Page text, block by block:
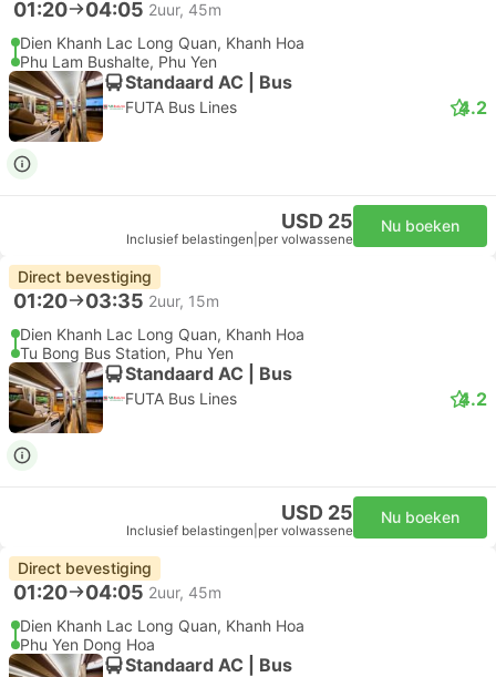
01:20 04:05 2uur, 45m
Dien Khanh Lac Long Quan, Khanh Hoa
Phu Lam Bushalte, Phu Yen
Standaard AC | Bus
FUTA Bus Lines 4.2
USD 25
Inclusief belastingen per volwassene
Nu boeken
Direct bevestiging
01:20 03:35 2uur, 15m
Dien Khanh Lac Long Quan, Khanh Hoa
Tu Bong Bus Station, Phu Yen
Standaard AC | Bus
FUTA Bus Lines 4.2
USD 25
Inclusief belastingen per volwassene
Nu boeken
Direct bevestiging
01:20 04:05 2uur, 45m
Dien Khanh Lac Long Quan, Khanh Hoa
Phu Yen Dong Hoa
Standaard AC | Bus